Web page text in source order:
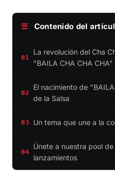
☰ Contenido del
01
La revolución del Cha
"BAILA CHA CHA CHA"
02
El nacimiento de
de la Salsa
03 Un tema que une a la
04
Únete a nuestra pool
lanzamientos